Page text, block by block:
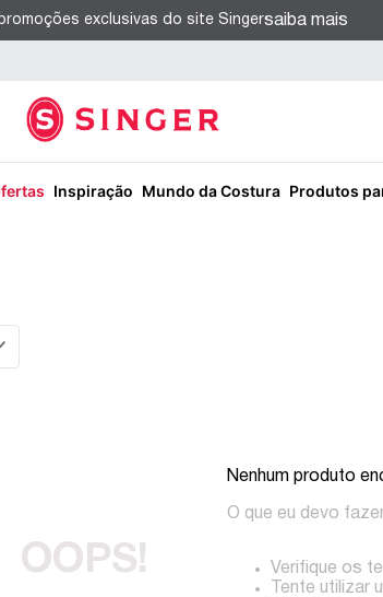
exclusivas do site Singersaiba mais
Inspiração Mundo da Costura Produtos
OOPS!
Nenhum produto
O que eu devo
Verifique os
Tente utilizar